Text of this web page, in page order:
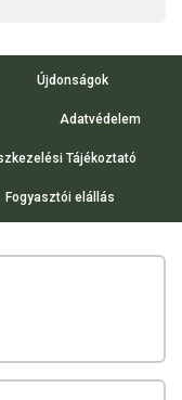
Újdonságok
Adatvédelem
Tájékoztató
Fogyasztói elállás